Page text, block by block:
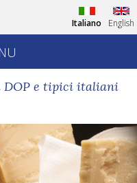
English
Italiano
DOP e tipici italiani